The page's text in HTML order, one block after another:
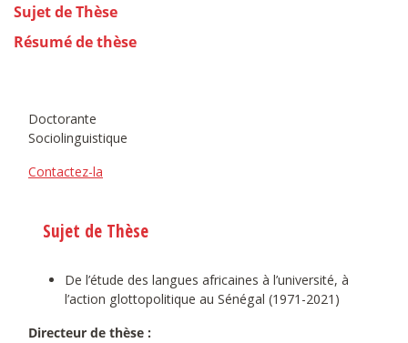
Sujet de Thèse
Résumé de thèse
Doctorante
Sociolinguistique
Contactez-la
Sujet de Thèse
De l’étude des langues africaines à l’université, à
l’action glottopolitique au Sénégal (1971-2021)
Directeur de thèse :